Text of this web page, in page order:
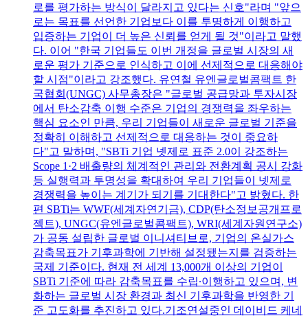
로를 평가하는 방식이 달라지고 있다는 신호"라며 "앞으
로는 목표를 선언한 기업보다 이를 투명하게 이행하고
입증하는 기업이 더 높은 신뢰를 얻게 될 것"이라고 말했
다. 이어 "한국 기업들도 이번 개정을 글로벌 시장의 새
로운 평가 기준으로 인식하고 이에 선제적으로 대응해야
할 시점"이라고 강조했다. 유연철 유엔글로벌콤팩트 한
국협회(UNGC) 사무총장은 "글로벌 공급망과 투자시장
에서 탄소감축 이행 수준은 기업의 경쟁력을 좌우하는
핵심 요소인 만큼, 우리 기업들이 새로운 글로벌 기준을
정확히 이해하고 선제적으로 대응하는 것이 중요하
다"고 말하며, "SBTi 기업 넷제로 표준 2.0이 강조하는
Scope 1·2 배출량의 체계적인 관리와 전환계획 공시 강화
등 실행력과 투명성을 확대하여 우리 기업들이 넷제로
경쟁력을 높이는 계기가 되기를 기대한다"고 밝혔다. 한
편 SBTi는 WWF(세계자연기금), CDP(탄소정보공개프로
젝트), UNGC(유엔글로벌콤팩트), WRI(세계자원연구소)
가 공동 설립한 글로벌 이니셔티브로, 기업의 온실가스
감축목표가 기후과학에 기반해 설정됐는지를 검증하는
국제 기준이다. 현재 전 세계 13,000개 이상의 기업이
SBTi 기준에 따라 감축목표를 수립∙이행하고 있으며, 변
화하는 글로벌 시장 환경과 최신 기후과학을 반영한 기
준 고도화를 추진하고 있다.기조연설중인 데이비드 케네